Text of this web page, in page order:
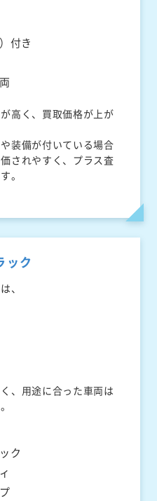
付き
高く、買取価格が上が
装備が付いている場合
されやすく、プラス査
。
ック
、
、用途に合った車両は
ク